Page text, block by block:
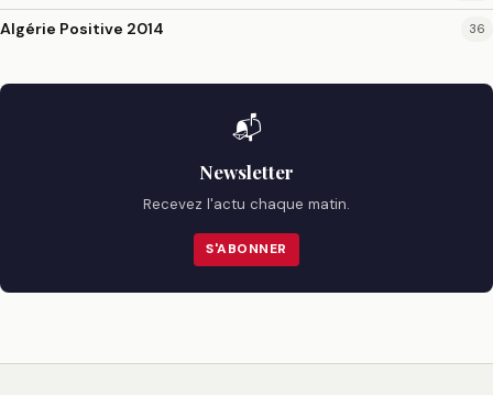
Algérie Positive 2014 36
📬
Newsletter
Recevez l'actu chaque matin.
S'ABONNER